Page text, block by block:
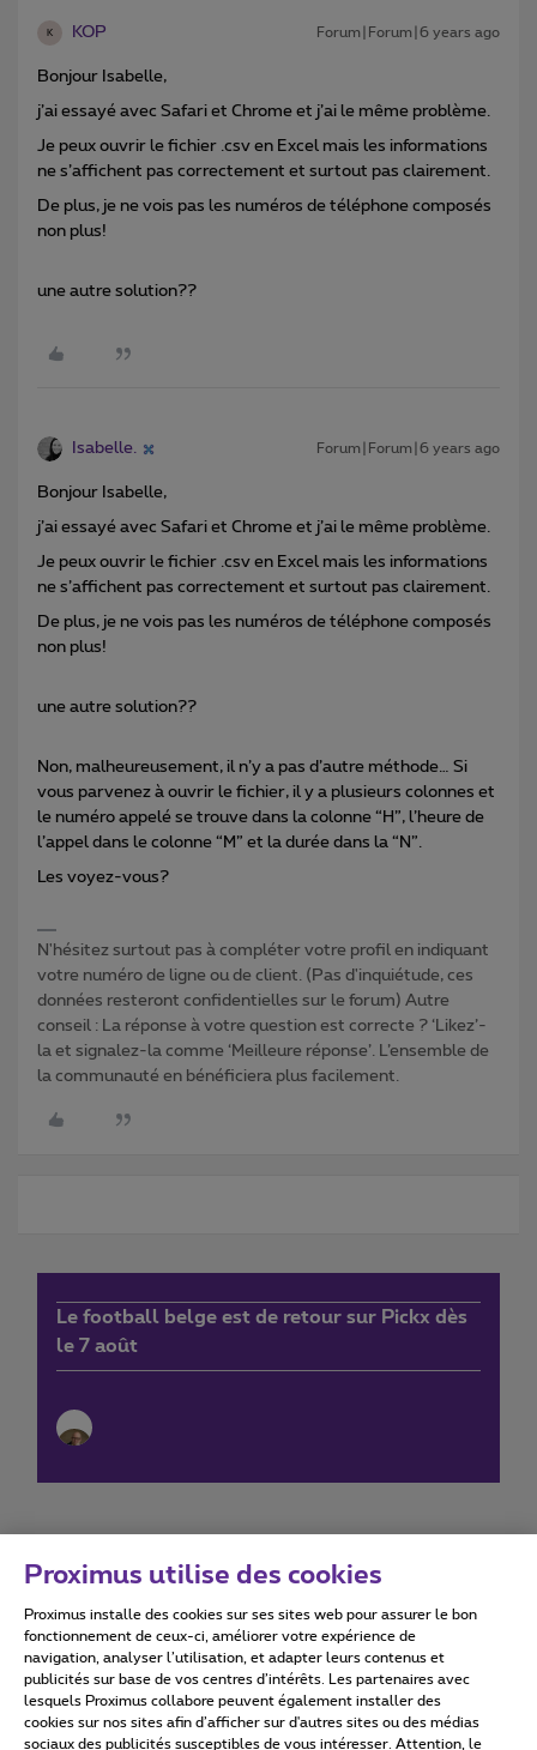
K KOP Forum|Forum|6 years ago
Bonjour Isabelle,
j’ai essayé avec Safari et Chrome et j’ai le même problème.
Je peux ouvrir le fichier .csv en Excel mais les informations
ne s’affichent pas correctement et surtout pas clairement.
De plus, je ne vois pas les numéros de téléphone composés
non plus!
une autre solution??
Isabelle. Forum|Forum|6 years ago
Bonjour Isabelle,
j’ai essayé avec Safari et Chrome et j’ai le même problème.
Je peux ouvrir le fichier .csv en Excel mais les informations
ne s’affichent pas correctement et surtout pas clairement.
De plus, je ne vois pas les numéros de téléphone composés
non plus!
une autre solution??
Non, malheureusement, il n’y a pas d’autre méthode… Si
vous parvenez à ouvrir le fichier, il y a plusieurs colonnes et
le numéro appelé se trouve dans la colonne “H”, l’heure de
l’appel dans le colonne “M” et la durée dans la “N”.
Les voyez-vous?
N'hésitez surtout pas à compléter votre profil en indiquant
votre numéro de ligne ou de client. (Pas d'inquiétude, ces
données resteront confidentielles sur le forum) Autre
conseil : La réponse à votre question est correcte ? ‘Likez’-
la et signalez-la comme ‘Meilleure réponse’. L’ensemble de
la communauté en bénéficiera plus facilement.
Le football belge est de retour sur Pickx dès
le 7 août
Conditions d'utilisation Accessibility statement
Proximus utilise des cookies
Proximus installe des cookies sur ses sites web pour assurer le bon
fonctionnement de ceux-ci, améliorer votre expérience de
navigation, analyser l’utilisation, et adapter leurs contenus et
publicités sur base de vos centres d’intérêts. Les partenaires avec
lesquels Proximus collabore peuvent également installer des
cookies sur nos sites afin d’afficher sur d'autres sites ou des médias
sociaux des publicités susceptibles de vous intéresser. Attention, le